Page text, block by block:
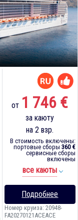
от 1 746 €
за каюту
на 2 взр.
В стоимость включены:
портовые сборы 360 €
сервисные сборы
включены
все каюты
Подробнее
Номер круиза: 20948-
FA20270121ACEACE